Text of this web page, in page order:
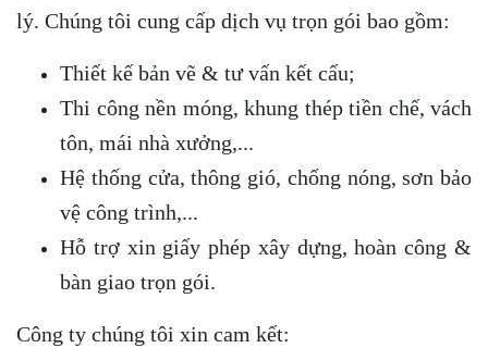
lý. Chúng tôi cung cấp dịch vụ trọn gói bao gồm:
Thiết kế bản vẽ & tư vấn kết cấu;
Thi công nền móng, khung thép tiền chế, vách
tôn, mái nhà xưởng,...
Hệ thống cửa, thông gió, chống nóng, sơn bảo
vệ công trình,...
Hỗ trợ xin giấy phép xây dựng, hoàn công &
bàn giao trọn gói.
Công ty chúng tôi xin cam kết: